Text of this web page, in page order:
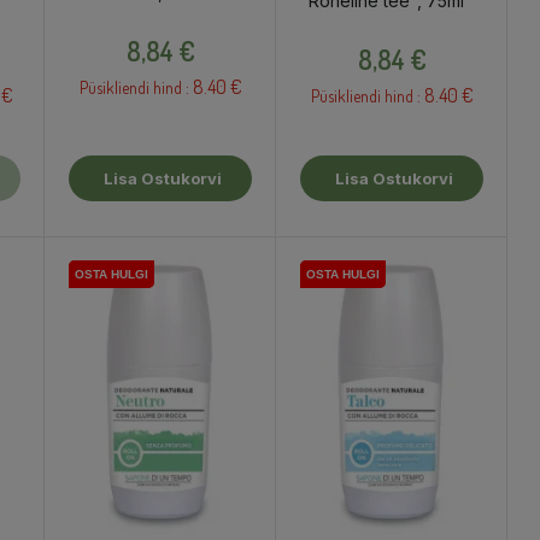
8,84 €
Püsikliendi hind : 8.40 €
Lisa Ostukorvi
8,84 €
Püsikliendi hind : 8.40 €
Lisa Ostukorvi
OSTA HULGI
OSTA HULGI OSTA HULGI
OSTA HULGI